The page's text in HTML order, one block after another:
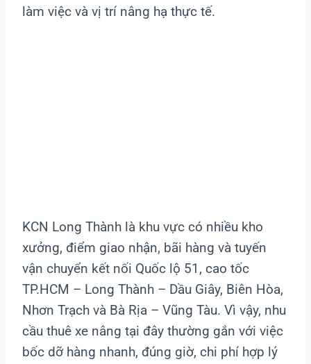
làm việc và vị trí nâng hạ thực tế.
KCN Long Thành là khu vực có nhiều kho
xưởng, điểm giao nhận, bãi hàng và tuyến
vận chuyển kết nối Quốc lộ 51, cao tốc
TP.HCM – Long Thành – Dầu Giây, Biên Hòa,
Nhơn Trạch và Bà Rịa – Vũng Tàu. Vì vậy, nhu
cầu thuê xe nâng tại đây thường gắn với việc
bốc dỡ hàng nhanh, đúng giờ, chi phí hợp lý